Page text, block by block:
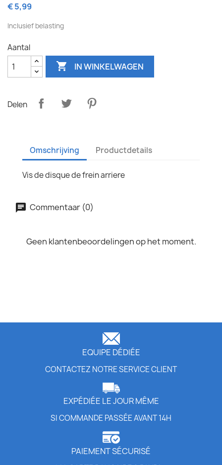
€ 5,99
Inclusief belasting
Aantal
 IN WINKELWAGEN
Delen
Omschrijving Productdetails
Vis de disque de frein arriere
Commentaar (0)
Geen klantenbeoordelingen op het moment.
EQUIPE DÉDIÉE
CONTACTEZ NOTRE SERVICE CLIENT
EXPÉDIÉE LE JOUR MÊME
SI COMMANDE PASSÉE AVANT 14H
PAIEMENT SÉCURISÉ